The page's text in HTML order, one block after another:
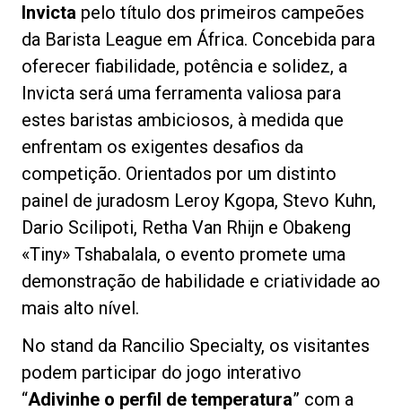
Invicta pelo título dos primeiros campeões
da Barista League em África. Concebida para
oferecer fiabilidade, potência e solidez, a
Invicta será uma ferramenta valiosa para
estes baristas ambiciosos, à medida que
enfrentam os exigentes desafios da
competição. Orientados por um distinto
painel de juradosm Leroy Kgopa, Stevo Kuhn,
Dario Scilipoti, Retha Van Rhijn e Obakeng
«Tiny» Tshabalala, o evento promete uma
demonstração de habilidade e criatividade ao
mais alto nível.
No stand da Rancilio Specialty, os visitantes
podem participar do jogo interativo
“Adivinhe o perfil de temperatura” com a
Contacte-nos
Política de Privacidade